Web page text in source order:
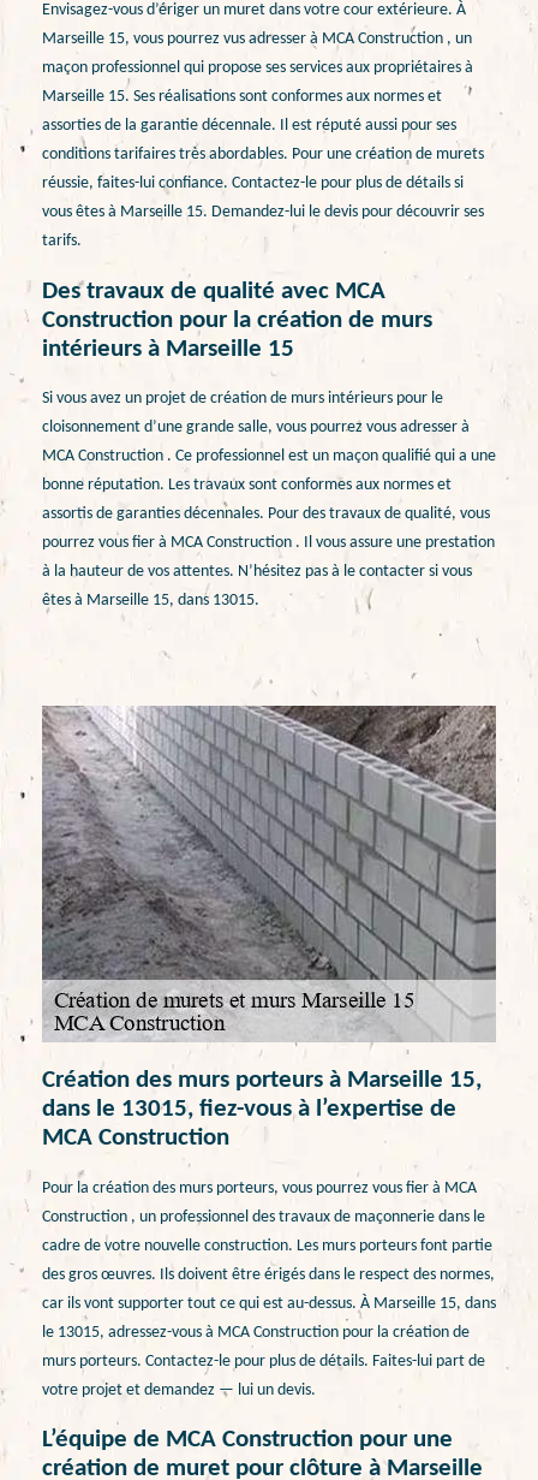
Envisagez-vous d’ériger un muret dans votre cour extérieure. À
Marseille 15, vous pourrez vus adresser à MCA Construction , un
maçon professionnel qui propose ses services aux propriétaires à
Marseille 15. Ses réalisations sont conformes aux normes et
assorties de la garantie décennale. Il est réputé aussi pour ses
conditions tarifaires très abordables. Pour une création de murets
réussie, faites-lui confiance. Contactez-le pour plus de détails si
vous êtes à Marseille 15. Demandez-lui le devis pour découvrir ses
tarifs.
Des travaux de qualité avec MCA
Construction pour la création de murs
intérieurs à Marseille 15
Si vous avez un projet de création de murs intérieurs pour le
cloisonnement d’une grande salle, vous pourrez vous adresser à
MCA Construction . Ce professionnel est un maçon qualifié qui a une
bonne réputation. Les travaux sont conformes aux normes et
assortis de garanties décennales. Pour des travaux de qualité, vous
pourrez vous fier à MCA Construction . Il vous assure une prestation
à la hauteur de vos attentes. N’hésitez pas à le contacter si vous
êtes à Marseille 15, dans 13015.
Création des murs porteurs à Marseille 15,
dans le 13015, fiez-vous à l’expertise de
MCA Construction
Pour la création des murs porteurs, vous pourrez vous fier à MCA
Construction , un professionnel des travaux de maçonnerie dans le
cadre de votre nouvelle construction. Les murs porteurs font partie
des gros œuvres. Ils doivent être érigés dans le respect des normes,
car ils vont supporter tout ce qui est au-dessus. À Marseille 15, dans
le 13015, adressez-vous à MCA Construction pour la création de
murs porteurs. Contactez-le pour plus de détails. Faites-lui part de
votre projet et demandez — lui un devis.
L’équipe de MCA Construction pour une
création de muret pour clôture à Marseille